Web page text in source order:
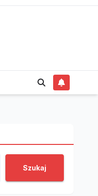
Szukaj